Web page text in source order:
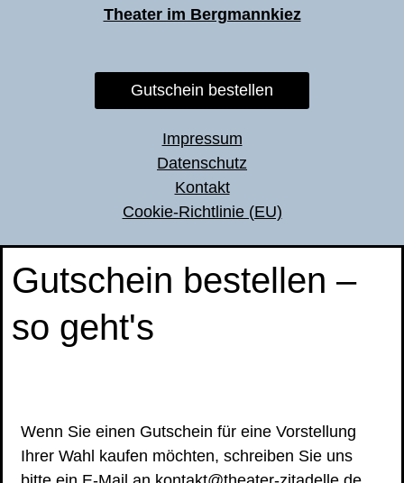
Theater im Bergmannkiez
Gutschein bestellen
Impressum
Datenschutz
Kontakt
Cookie-Richtlinie (EU)
Gutschein bestellen –
so geht's
Wenn Sie einen Gutschein für eine Vorstellung
Ihrer Wahl kaufen möchten, schreiben Sie uns